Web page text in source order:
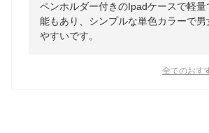
ペンホルダー付きのIpadケースで軽
能もあり、シンプルな単色カラーで
やすいです。
全てのおす